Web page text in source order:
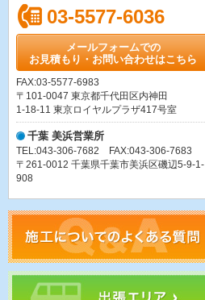
03-5577-6036
メールフォームでの
お見積もり・お問い合わせはこちら
FAX:03-5577-6983
〒101-0047 東京都千代田区内神田
1-18-11 東京ロイヤルプラザ417号室
千葉 美浜営業所
TEL:043-306-7682 FAX:043-306-7683
〒261-0012 千葉県千葉市美浜区磯辺5-9-1-
908